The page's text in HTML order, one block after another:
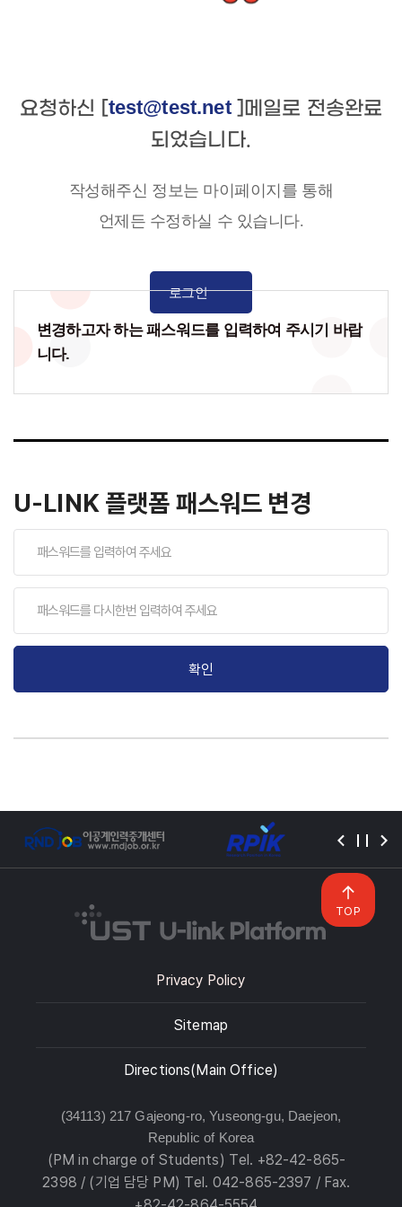
요청하신 [test@test.net ]메일로 전송완료
되었습니다.
작성해주신 정보는 마이페이지를 통해
언제든 수정하실 수 있습니다.
로그인
변경하고자 하는 패스워드를 입력하여 주시기 바랍
니다.
U-LINK 플랫폼 패스워드 변경
확인
Privacy Policy
Sitemap
Directions(Main Office)
(34113) 217 Gajeong-ro, Yuseong-gu, Daejeon,
Republic of Korea
(PM in charge of Students) Tel. +82-42-865-
2398 / (기업 담당 PM) Tel. 042-865-2397 / Fax.
TOP